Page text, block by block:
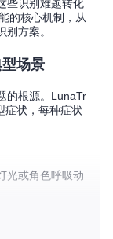
些识别难题转化
的核心机制，从
方案。
场景
的根源。LunaTr
症状，每种症状
光或角色呼吸动
敏感，将非文本
显示识别区